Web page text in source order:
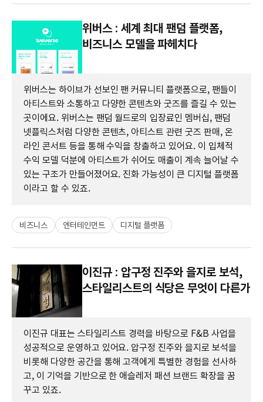
위버스 : 세계 최대 팬덤 플랫폼,
비즈니스 모델을 파헤치다
위버스는 하이브가 선보인 팬 커뮤니티 플랫폼으로, 팬들이
아티스트와 소통하고 다양한 콘텐츠와 굿즈를 즐길 수 있는
곳이에요. 위버스는 팬덤 월드로의 입장료인 멤버십, 팬덤
넷플릭스처럼 다양한 콘텐츠, 아티스트 관련 굿즈 판매, 온
라인 콘서트 등을 통해 수익을 창출하고 있어요. 이 입체적
수익 모델 덕분에 아티스트가 쉬어도 매출이 계속 늘어날 수
있는 구조가 만들어졌어요. 진화 가능성이 큰 디지털 플랫폼
이라고 할 수 있죠.
비즈니스 엔터테인먼트 디지털 플랫폼
이진규 : 압구정 진주와 을지로 보석,
스타일리스트의 식당은 무엇이 다른가
이진규 대표는 스타일리스트 경력을 바탕으로 F&B 사업을
성공적으로 운영하고 있어요. 압구정 진주와 을지로 보석을
비롯해 다양한 공간을 통해 고객에게 특별한 경험을 선사하
고, 이 기억을 기반으로 한 애슬레저 패션 브랜드 확장을 꿈
꾸고 있죠.